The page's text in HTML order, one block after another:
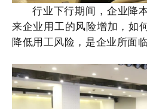
行业下行期间，企业降
来企业用工的风险增加，如
降低用工风险，是企业所面